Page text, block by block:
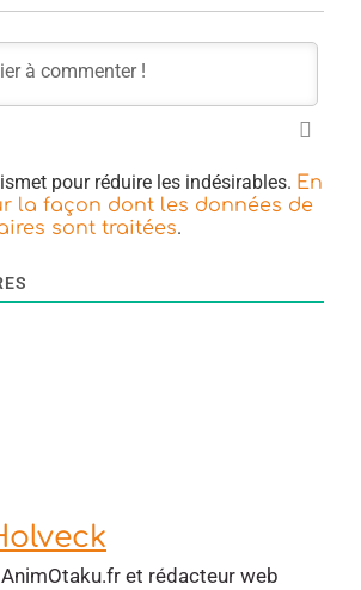
pour réduire les indésirables. En
la façon dont les données de
sont traitées.
et rédacteur web